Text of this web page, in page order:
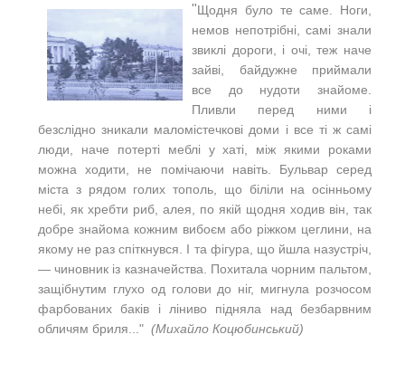
"Щодня було те саме. Ноги,
немов непотрібні, самі знали
звиклі дороги, і очі, теж наче
зайві, байдужне приймали
все до нудоти знайоме.
Пливли перед ними і
безслідно зникали маломістечкові доми і все ті ж самі
люди, наче потерті меблі у хаті, між якими роками
можна ходити, не помічаючи навіть. Бульвар серед
міста з рядом голих тополь, що біліли на осінньому
небі, як хребти риб, алея, по якій щодня ходив він, так
добре знайома кожним вибоєм або ріжком цеглини, на
якому не раз спіткнувся. І та фігура, що йшла назустріч,
— чиновник із казначейства. Похитала чорним пальтом,
защібнутим глухо од голови до ніг, мигнула розчосом
фарбованих баків і ліниво підняла над безбарвним
обличям бриля..." (Михайло Коцюбинський)